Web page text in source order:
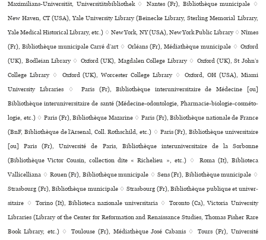
Maximilians-Universität, Universitätsbibliothek ♢ Nantes (Fr), Bibliothèque muni­ci­pale ♢
New Haven, CT (USA), Yale University Library (Beinecke Library, Sterling Memorial Library,
Yale Medical Historical Library, etc.) ♢ New York, NY (USA), New York Public Library ♢ Nîmes
(Fr), Bibliothèque muni­ci­pale Carré d’art ♢ Orléans (Fr), Médiathèque muni­ci­pale ♢ Oxford
(UK), Bodleian Library ♢ Oxford (UK), Magdalen College Library ♢ Oxford (UK), St John’s
College Library ♢ Oxford (UK), Worcester College Library ♢ Oxford, OH (USA), Miami
University Libraries ♢ Paris (Fr), Bibliothèque inte­ru­ni­ver­si­taire de Médecine [ou]
Bibliothèque inte­ru­ni­ver­si­taire de santé (Médecine-odon­to­lo­gie, Pharmacie-bio­lo­gie-cos­mé­to­
lo­gie, etc.) ♢ Paris (Fr), Bibliothèque Mazarine ♢ Paris (Fr), Bibliothèque nationale de France
(BnF, Bibliothèque de l’Arsenal, Coll. Rothschild, etc.) ♢ Paris (Fr), Bibliothèque uni­ver­si­taire
[ou] Paris (Fr), Université de Paris, Bibliothèque inte­ru­ni­ver­si­taire de la Sorbonne
(Bibliothèque Victor Cousin, collection dite « Richelieu », etc.) ♢ Roma (It), Biblioteca
Vallicelliana ♢ Rouen (Fr), Bibliothèque muni­ci­pale ♢ Sens (Fr), Bibliothèque muni­ci­pale ♢
Strasbourg (Fr), Bibliothèque muni­ci­pale ♢ Strasbourg (Fr), Bibliothèque publi­que et uni­ver­
si­taire ♢ Torino (It), Biblioteca nazio­nale uni­ver­si­ta­ria ♢ Toronto (Ca), Victoria University
Libraries (Library of the Center for Reformation and Renaissance Studies, Thomas Fisher Rare
Book Library, etc.) ♢ Toulouse (Fr), Médiathèque José Cabanis ♢ Tours (Fr), Université